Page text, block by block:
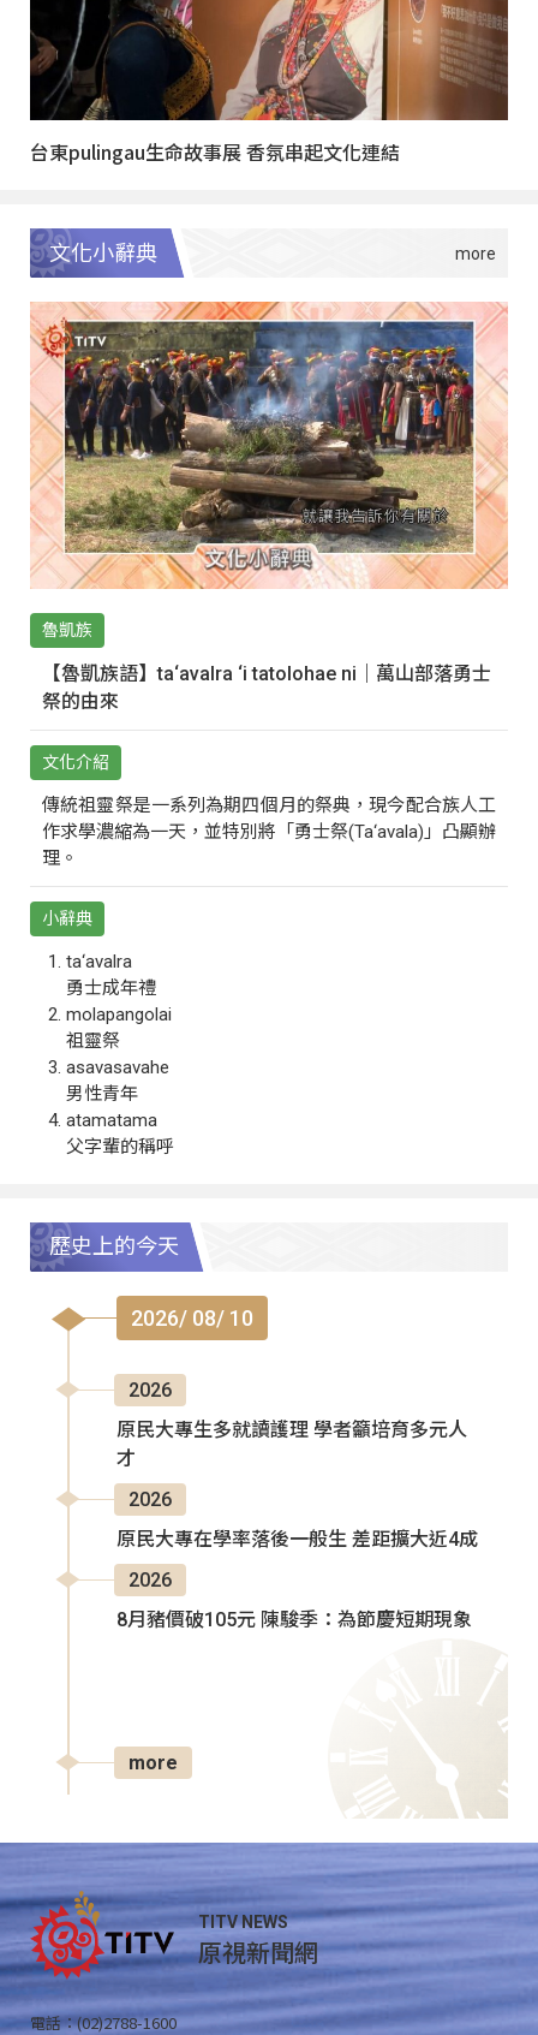
台東pulingau生命故事展 香氛串起文化連結
文化小辭典
魯凱族
【魯凱族語】ta‘avalra ‘i tatolohae ni｜萬山部落勇士
祭的由來
文化介紹
傳統祖靈祭是一系列為期四個月的祭典，現今配合族人工
作求學濃縮為一天，並特別將「勇士祭(Ta‘avala)」凸顯辦
理。
小辭典
ta‘avalra
勇士成年禮
molapangolai
祖靈祭
asavasavahe
男性青年
atamatama
父字輩的稱呼
歷史上的今天
2026/ 08/ 10
2026
原民大專生多就讀護理 學者籲培育多元人
才
2026
原民大專在學率落後一般生 差距擴大近4成
2026
8月豬價破105元 陳駿季：為節慶短期現象
more
TITV NEWS
原視新聞網
電話：(02)2788-1600